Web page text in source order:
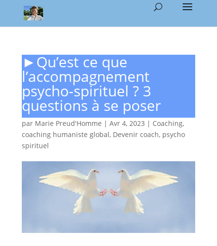
►Qu’est ce que
l’accompagnement
psycho-spirituel ? 3
questions à se poser
par Marie Preud'Homme | Avr 4, 2023 | Coaching,
coaching humaniste global, Devenir coach, psycho
spirituel